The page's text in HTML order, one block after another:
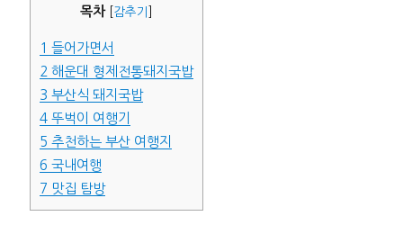
목차 감추기
1 들어가면서
2 해운대 형제전통돼지국밥
3 부산식 돼지국밥
4뚜벅이 여행기
5 추천하는 부산 여행지
6 국내여행
7 맛집 탐방